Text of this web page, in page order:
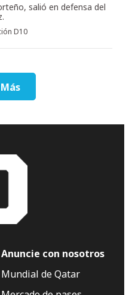
salió en defensa del
D10
Anuncie con nosotros
Mundial de Qatar